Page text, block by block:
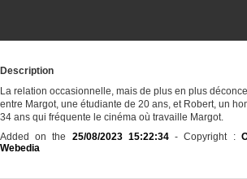
Description
La relation occasionnelle, mais de plus en plus
entre Margot, une étudiante de 20 ans, et Robert, un
34 ans qui fréquente le cinéma où travaille Margot.
Added on the 25/08/2023 15:22:34- Copyright :
Webedia